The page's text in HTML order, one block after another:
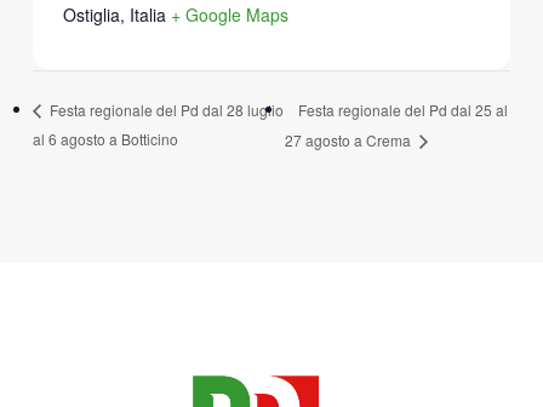
Ostiglia, Italia + Google Maps
Festa regionale del Pd dal 28 luglio
al 6 agosto a Botticino
Festa regionale del Pd dal 25 al
27 agosto a Crema